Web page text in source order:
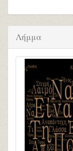
Λήμμα